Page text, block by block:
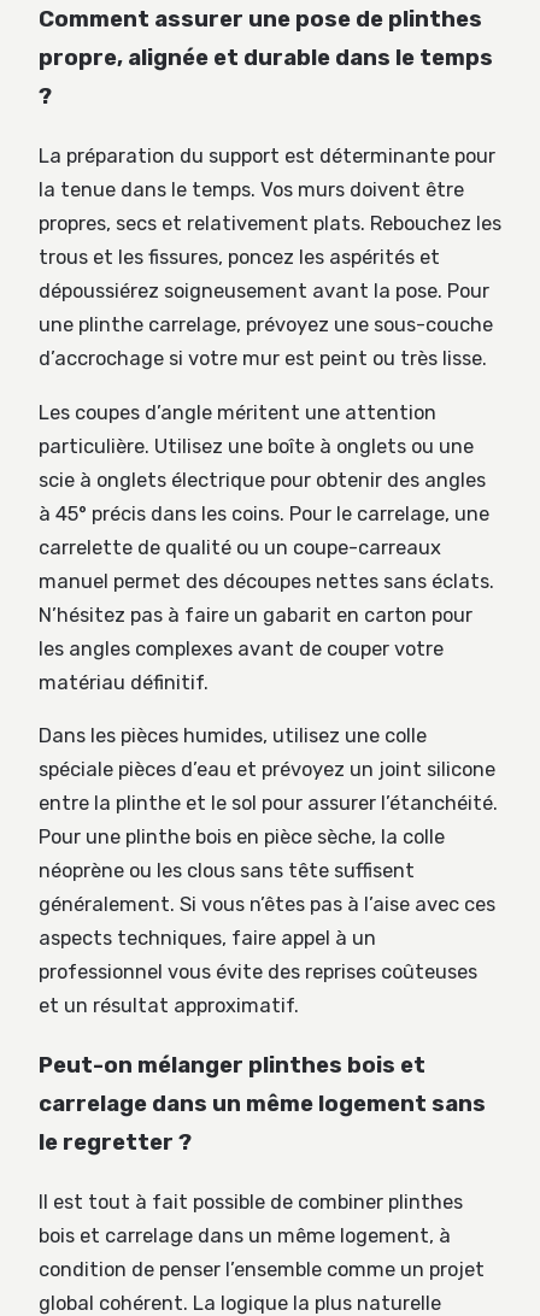
Comment assurer une pose de plinthes
propre, alignée et durable dans le temps
?
La préparation du support est déterminante pour
la tenue dans le temps. Vos murs doivent être
propres, secs et relativement plats. Rebouchez les
trous et les fissures, poncez les aspérités et
dépoussiérez soigneusement avant la pose. Pour
une plinthe carrelage, prévoyez une sous-couche
d’accrochage si votre mur est peint ou très lisse.
Les coupes d’angle méritent une attention
particulière. Utilisez une boîte à onglets ou une
scie à onglets électrique pour obtenir des angles
à 45° précis dans les coins. Pour le carrelage, une
carrelette de qualité ou un coupe-carreaux
manuel permet des découpes nettes sans éclats.
N’hésitez pas à faire un gabarit en carton pour
les angles complexes avant de couper votre
matériau définitif.
Dans les pièces humides, utilisez une colle
spéciale pièces d’eau et prévoyez un joint silicone
entre la plinthe et le sol pour assurer l’étanchéité.
Pour une plinthe bois en pièce sèche, la colle
néoprène ou les clous sans tête suffisent
généralement. Si vous n’êtes pas à l’aise avec ces
aspects techniques, faire appel à un
professionnel vous évite des reprises coûteuses
et un résultat approximatif.
Peut-on mélanger plinthes bois et
carrelage dans un même logement sans
le regretter ?
Il est tout à fait possible de combiner plinthes
bois et carrelage dans un même logement, à
condition de penser l’ensemble comme un projet
global cohérent. La logique la plus naturelle